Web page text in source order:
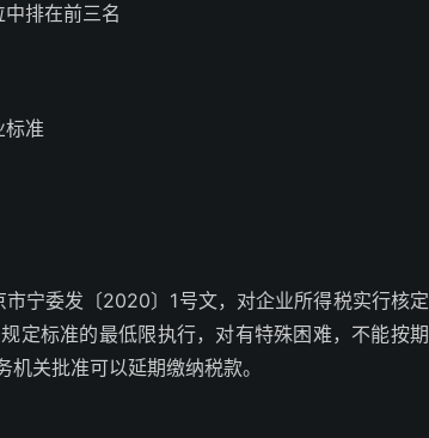
排在前三名
标准
宁委发〔2020〕1号文，对企业所得税实行核定
定标准的最低限执行，对有特殊困难，不能按期
关批准可以延期缴纳税款。